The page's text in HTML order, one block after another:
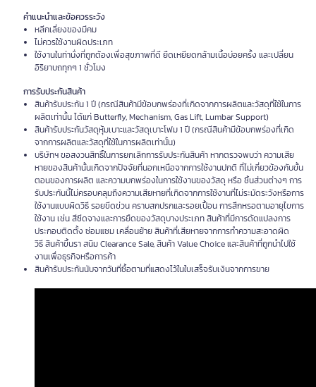
คำแนะนำและข้อควรระวัง
หลีกเลี่ยงของมีคม
ไม่ควรใช้งานผิดประเภท
ใช้งานในท่านั่งที่ถูกต้องเพื่อสุขภาพที่ดี ยืดเหยียดกล้ามเนื้อบ่อยครั้ง และเปลี่ยน
อิริยาบถทุกๆ 1 ชั่วโมง
การรับประกันสินค้า
สินค้ารับประกัน 1 ปี (กรณีสินค้ามีข้อบกพร่องที่เกิดจากการผลิตและวัสดุที่ใช้ในการ
ผลิตเท่านั้น ได้แก่ Butterfly, Mechanism, Gas Lift, Lumbar Support)
สินค้ารับประกันวัสดุหุ้มเบาะและวัสดุเบาะโฟม 1 ปี (กรณีสินค้ามีข้อบกพร่องที่เกิด
จากการผลิตและวัสดุที่ใช้ในการผลิตเท่านั้น)
บริษัทฯ ขอสงวนสิทธิ์ในการยกเลิกการรับประกันสินค้า หากตรวจพบว่า ความเสีย
หายของสินค้านั้นเกิดจากปัจจัยที่นอกเหนือจากการใช้งานปกติ ที่ไม่เกี่ยวข้องกับขั้น
ตอนของการผลิต และความบกพร่องในการใช้งานของวัสดุ หรือ ชิ้นส่วนต่างๆ การ
รับประกันนี้ไม่ครอบคลุมถึงความเสียหายที่เกิดจากการใช้งานที่ไม่ระมัดระวังหรือการ
ใช้งานแบบผิดวิธี รอยขีดข่วน คราบสกปรกและรอยเปื้อน การสึกหรอตามอายุไขการ
ใช้งาน เช่น สีซีดจางและการยืดของวัสดุบางประเภท สินค้าที่มีการดัดแปลงการ
ประกอบติดตั้ง ซ่อมแซม เคลื่อนย้าย สินค้าที่เสียหายจากการทำความสะอาดผิด
วิธี สินค้าขึ้นรา สนิม Clearance Sale, สินค้า Value Choice และสินค้าที่ถูกนำไปใช้
งานเพื่อธุรกิจหรือการค้า
สินค้ารับประกันนับจากวันที่ซื้อตามที่แสดงไว้ในใบเสร็จรับเงินจากการขาย